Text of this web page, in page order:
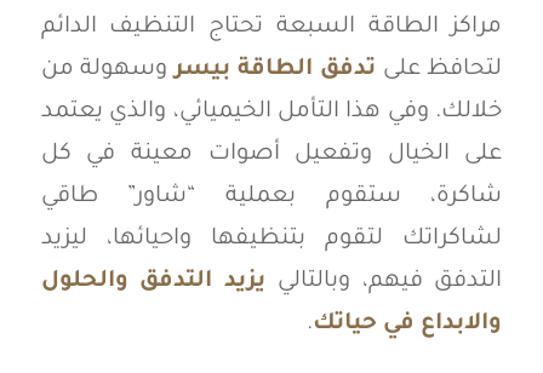
مراكز الطاقة السبعة تحتاج التنظيف الدائم
لتحافظ على تدفق الطاقة بيسروسهولة من
خلالك. وفي هذا التأمل الخيميائي، والذي يعتمد
على الخيال وتفعيل أصوات معينة في كل
شاكرة، ستقوم بعملية “شاور” طاقي
لشاكراتك لتقوم بتنظيفها واحيائها، ليزيد
التدفق فيهم، وبالتالي يزيد التدفق والحلول
والابداع في حياتك.